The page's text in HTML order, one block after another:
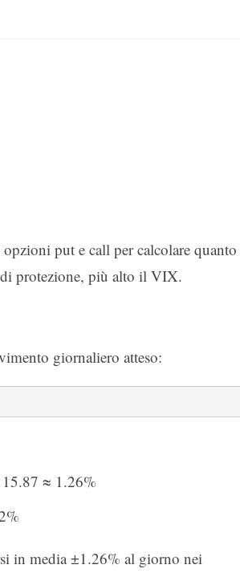
put e call per calcolare
di protezione, più alto il VIX.
giornaliero atteso:
≈ 1.26%
in media ±1.26% al giorno nei